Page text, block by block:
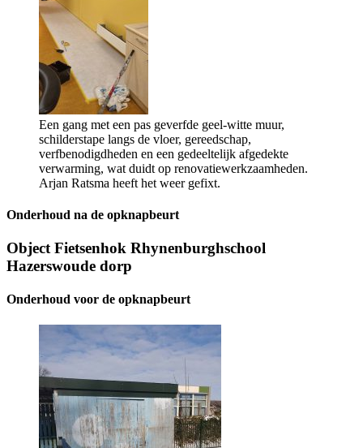
Een gang met een pas geverfde geel-witte muur,
schilderstape langs de vloer, gereedschap,
verfbenodigdheden en een gedeeltelijk afgedekte
verwarming, wat duidt op renovatiewerkzaamheden.
Arjan Ratsma heeft het weer gefixt.
Onderhoud na de opknapbeurt
Object Fietsenhok Rhynenburghschool
Hazerswoude dorp
Onderhoud voor de opknapbeurt